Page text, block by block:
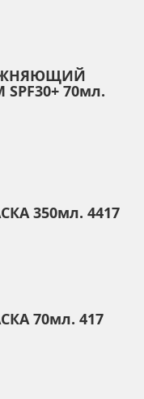
70мл.
350мл. 4417
70мл. 417